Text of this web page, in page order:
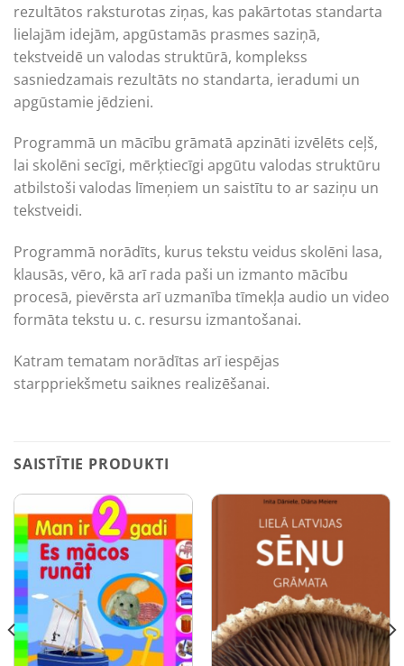
rezultātos raksturotas ziņas, kas pakārtotas standarta
lielajām idejām, apgūstamās prasmes saziņā,
tekstveidē un valodas struktūrā, komplekss
sasniedzamais rezultāts no standarta, ieradumi un
apgūstamie jēdzieni.
Programmā un mācību grāmatā apzināti izvēlēts ceļš,
lai skolēni secīgi, mērķtiecīgi apgūtu valodas struktūru
atbilstoši valodas līmeņiem un saistītu to ar saziņu un
tekstveidi.
Programmā norādīts, kurus tekstu veidus skolēni lasa,
klausās, vēro, kā arī rada paši un izmanto mācību
procesā, pievērsta arī uzmanība tīmekļa audio un video
formāta tekstu u. c. resursu izmantošanai.
Katram tematam norādītas arī iespējas
starppriekšmetu saiknes realizēšanai.
SAISTĪTIE PRODUKTI